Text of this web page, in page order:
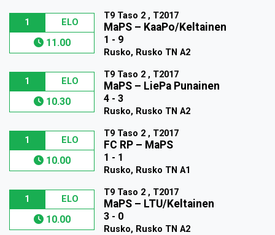
1 ELO
11.00
T9 Taso 2 , T2017
MaPS – KaaPo/Keltainen
1 - 9
Rusko, Rusko TN A2
1 ELO
10.30
T9 Taso 2 , T2017
MaPS – LiePa Punainen
4 - 3
Rusko, Rusko TN A2
1 ELO
10.00
T9 Taso 2 , T2017
FC RP – MaPS
1 - 1
Rusko, Rusko TN A1
1 ELO
10.00
T9 Taso 2 , T2017
MaPS – LTU/Keltainen
3 - 0
Rusko, Rusko TN A2